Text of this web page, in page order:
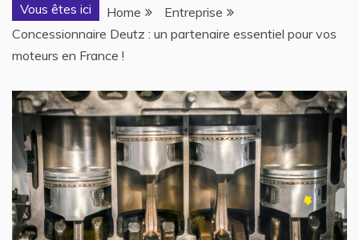
Vous êtes ici Home
Entreprise
Concessionnaire Deutz : un partenaire essentiel pour vos
moteurs en France !